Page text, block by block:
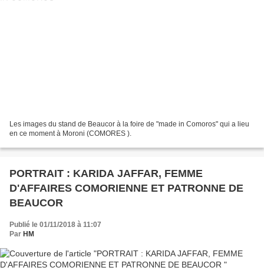
Les images du stand de Beaucor à la foire de "made in Comoros" qui a lieu
en ce moment à Moroni (COMORES ).
PORTRAIT : KARIDA JAFFAR, FEMME
D'AFFAIRES COMORIENNE ET PATRONNE DE
BEAUCOR
Publié le 01/11/2018 à 11:07
Par HM